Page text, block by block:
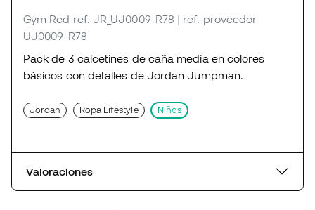
Gym Red ref. JR_UJ0009-R78 | ref. proveedor
UJ0009-R78
Pack de 3 calcetines de caña media en colores
básicos con detalles de Jordan Jumpman.
Jordan Ropa Lifestyle Niños
Valoraciones